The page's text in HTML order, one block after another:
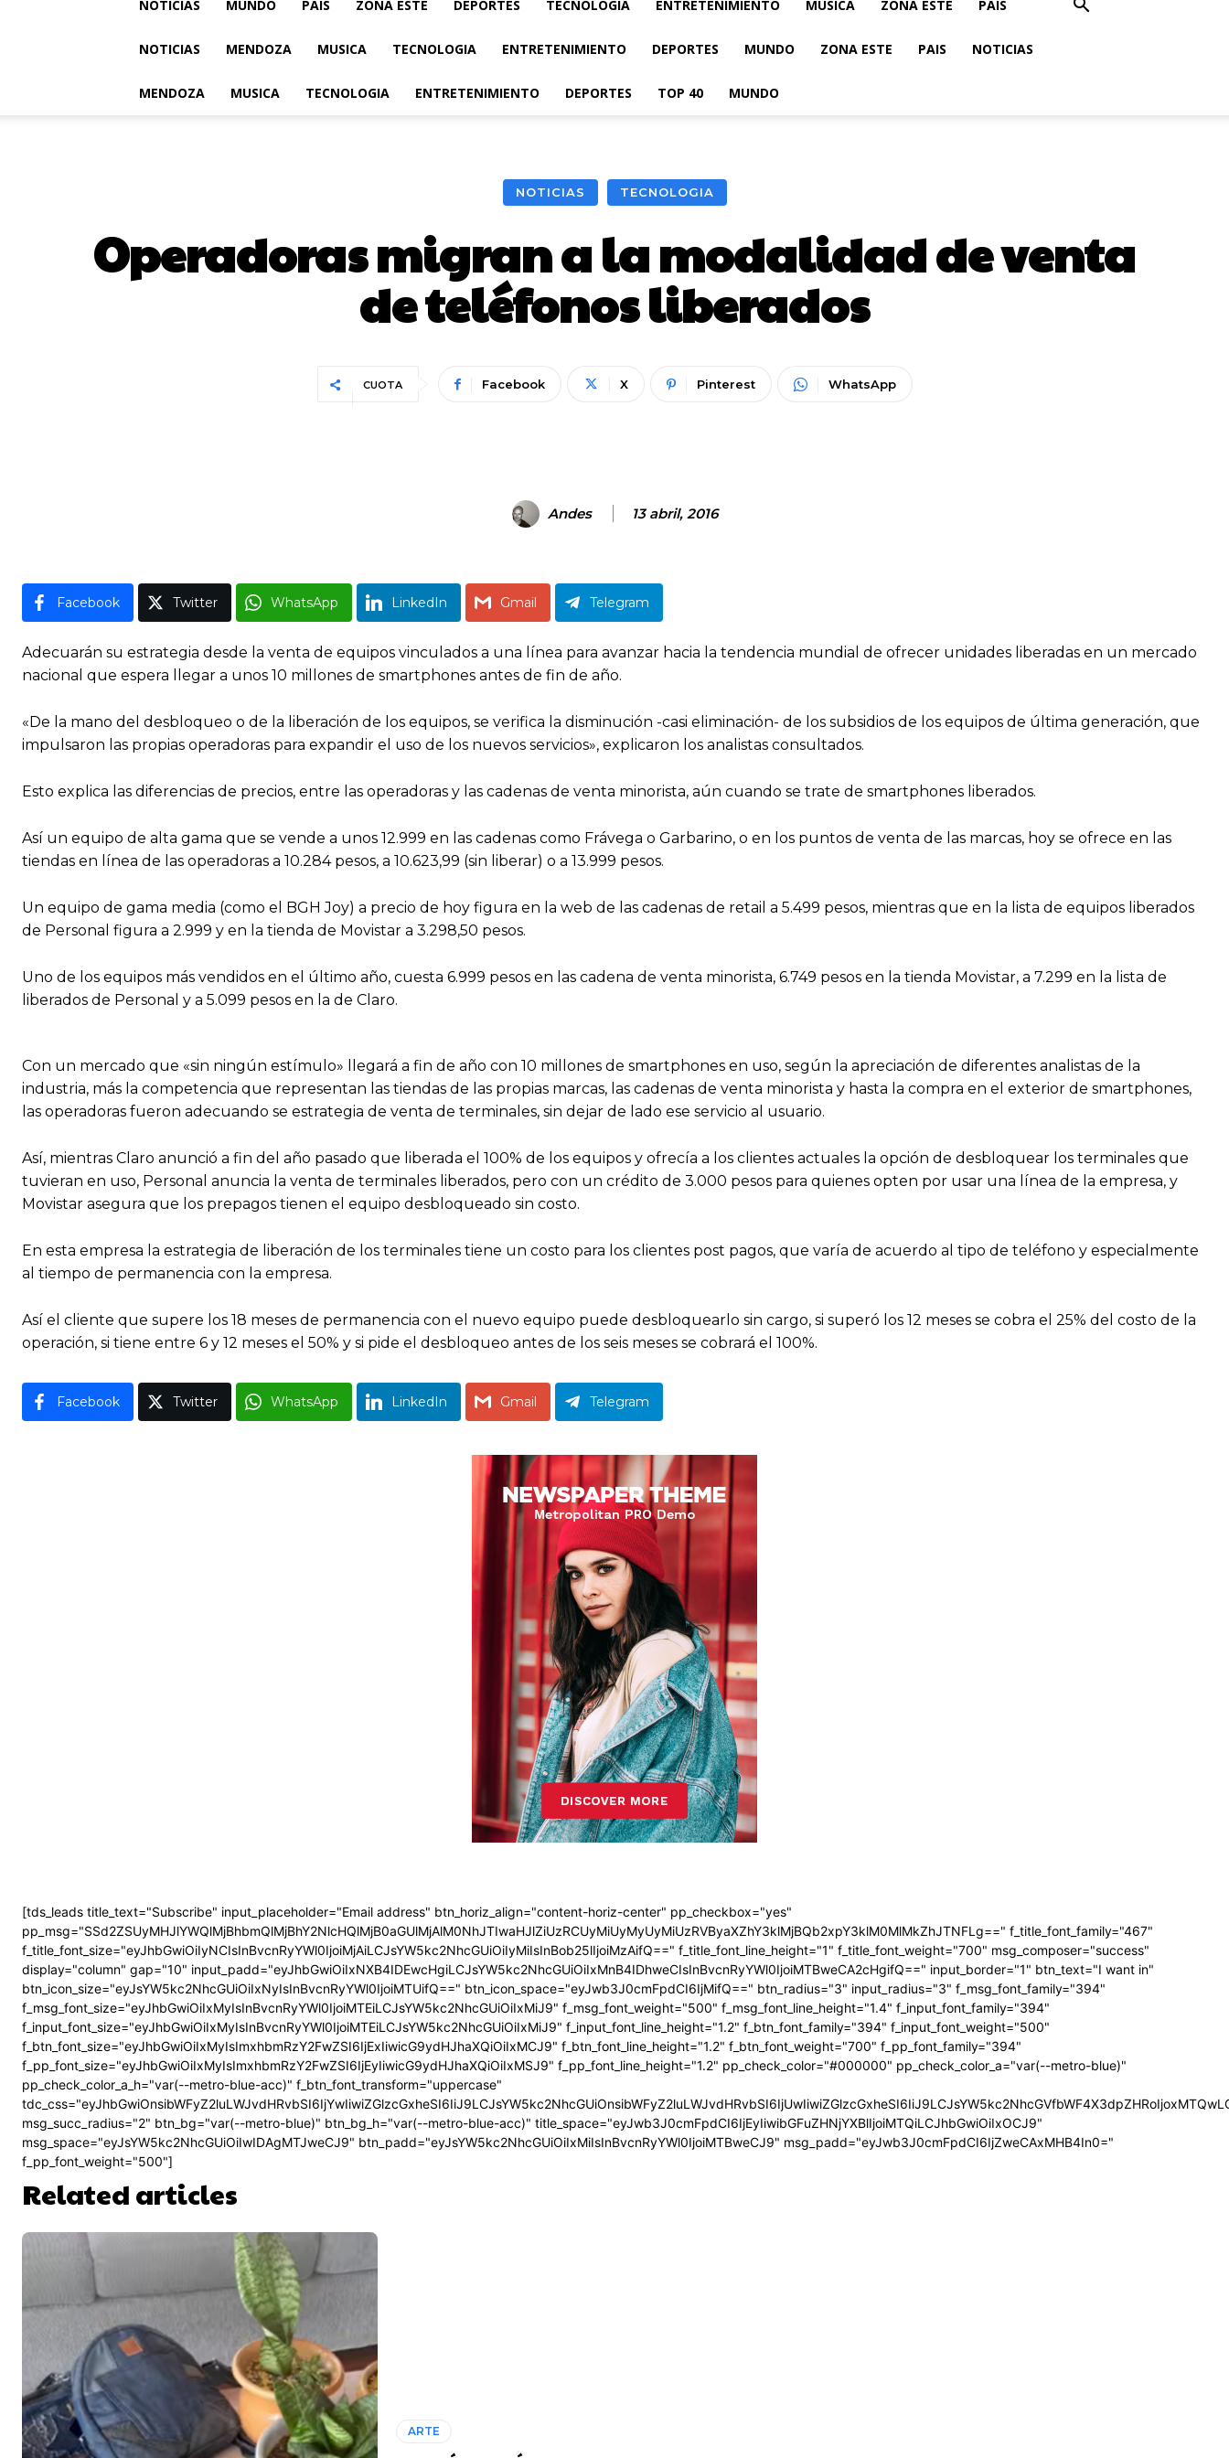
NOTICIAS MUNDO PAIS ZONA ESTE DEPORTES TECNOLOGIA ENTRETENIMIENTO MUSICA ZONA ESTE PAIS
NOTICIAS MENDOZA MUSICA TECNOLOGIA ENTRETENIMIENTO DEPORTES MUNDO ZONA ESTE PAIS NOTICIAS
MENDOZA MUSICA TECNOLOGIA ENTRETENIMIENTO DEPORTES TOP 40 MUNDO
NOTICIAS TECNOLOGIA
Operadoras migran a la modalidad de venta
de teléfonos liberados
CUOTA Facebook X Pinterest WhatsApp
Andes 13 abril, 2016
Facebook Twitter WhatsApp LinkedIn Gmail Telegram
Adecuarán su estrategia desde la venta de equipos vinculados a una línea para avanzar hacia la tendencia mundial de ofrecer unidades liberadas en un mercado
nacional que espera llegar a unos 10 millones de smartphones antes de fin de año.
«De la mano del desbloqueo o de la liberación de los equipos, se verifica la disminución -casi eliminación- de los subsidios de los equipos de última generación, que
impulsaron las propias operadoras para expandir el uso de los nuevos servicios», explicaron los analistas consultados.
Esto explica las diferencias de precios, entre las operadoras y las cadenas de venta minorista, aún cuando se trate de smartphones liberados.
Así un equipo de alta gama que se vende a unos 12.999 en las cadenas como Frávega o Garbarino, o en los puntos de venta de las marcas, hoy se ofrece en las
tiendas en línea de las operadoras a 10.284 pesos, a 10.623,99 (sin liberar) o a 13.999 pesos.
Un equipo de gama media (como el BGH Joy) a precio de hoy figura en la web de las cadenas de retail a 5.499 pesos, mientras que en la lista de equipos liberados
de Personal figura a 2.999 y en la tienda de Movistar a 3.298,50 pesos.
Uno de los equipos más vendidos en el último año, cuesta 6.999 pesos en las cadena de venta minorista, 6.749 pesos en la tienda Movistar, a 7.299 en la lista de
liberados de Personal y a 5.099 pesos en la de Claro.
Con un mercado que «sin ningún estímulo» llegará a fin de año con 10 millones de smartphones en uso, según la apreciación de diferentes analistas de la
industria, más la competencia que representan las tiendas de las propias marcas, las cadenas de venta minorista y hasta la compra en el exterior de smartphones,
las operadoras fueron adecuando se estrategia de venta de terminales, sin dejar de lado ese servicio al usuario.
Así, mientras Claro anunció a fin del año pasado que liberada el 100% de los equipos y ofrecía a los clientes actuales la opción de desbloquear los terminales que
tuvieran en uso, Personal anuncia la venta de terminales liberados, pero con un crédito de 3.000 pesos para quienes opten por usar una línea de la empresa, y
Movistar asegura que los prepagos tienen el equipo desbloqueado sin costo.
En esta empresa la estrategia de liberación de los terminales tiene un costo para los clientes post pagos, que varía de acuerdo al tipo de teléfono y especialmente
al tiempo de permanencia con la empresa.
Así el cliente que supere los 18 meses de permanencia con el nuevo equipo puede desbloquearlo sin cargo, si superó los 12 meses se cobra el 25% del costo de la
operación, si tiene entre 6 y 12 meses el 50% y si pide el desbloqueo antes de los seis meses se cobrará el 100%.
Facebook Twitter WhatsApp LinkedIn Gmail Telegram
[tds_leads title_text="Subscribe" input_placeholder="Email address" btn_horiz_align="content-horiz-center" pp_checkbox="yes"
pp_msg="SSd2ZSUyMHJlYWQlMjBhbmQlMjBhY2NlcHQlMjB0aGUlMjAlM0NhJTIwaHJlZiUzRCUyMiUyMyUyMiUzRVByaXZhY3klMjBQb2xpY3klM0MlMkZhJTNFLg==" f_title_font_family="467"
f_title_font_size="eyJhbGwiOiIyNCIsInBvcnRyYWl0IjoiMjAiLCJsYW5kc2NhcGUiOiIyMiIsInBob25lIjoiMzAifQ==" f_title_font_line_height="1" f_title_font_weight="700" msg_composer="success"
display="column" gap="10" input_padd="eyJhbGwiOiIxNXB4IDEwcHgiLCJsYW5kc2NhcGUiOiIxMnB4IDhweCIsInBvcnRyYWl0IjoiMTBweCA2cHgifQ==" input_border="1" btn_text="I want in"
btn_icon_size="eyJsYW5kc2NhcGUiOiIxNyIsInBvcnRyYWl0IjoiMTUifQ==" btn_icon_space="eyJwb3J0cmFpdCI6IjMifQ==" btn_radius="3" input_radius="3" f_msg_font_family="394"
f_msg_font_size="eyJhbGwiOiIxMyIsInBvcnRyYWl0IjoiMTEiLCJsYW5kc2NhcGUiOiIxMiJ9" f_msg_font_weight="500" f_msg_font_line_height="1.4" f_input_font_family="394"
f_input_font_size="eyJhbGwiOiIxMyIsInBvcnRyYWl0IjoiMTEiLCJsYW5kc2NhcGUiOiIxMiJ9" f_input_font_line_height="1.2" f_btn_font_family="394" f_input_font_weight="500"
f_btn_font_size="eyJhbGwiOiIxMyIsImxhbmRzY2FwZSI6IjExIiwicG9ydHJhaXQiOiIxMCJ9" f_btn_font_line_height="1.2" f_btn_font_weight="700" f_pp_font_family="394"
f_pp_font_size="eyJhbGwiOiIxMyIsImxhbmRzY2FwZSI6IjEyIiwicG9ydHJhaXQiOiIxMSJ9" f_pp_font_line_height="1.2" pp_check_color="#000000" pp_check_color_a="var(--metro-blue)"
pp_check_color_a_h="var(--metro-blue-acc)" f_btn_font_transform="uppercase"
msg_succ_radius="2" btn_bg="var(--metro-blue)" btn_bg_h="var(--metro-blue-acc)" title_space="eyJwb3J0cmFpdCI6IjEyIiwibGFuZHNjYXBlIjoiMTQiLCJhbGwiOiIxOCJ9"
msg_space="eyJsYW5kc2NhcGUiOiIwIDAgMTJweCJ9" btn_padd="eyJsYW5kc2NhcGUiOiIxMiIsInBvcnRyYWl0IjoiMTBweCJ9" msg_padd="eyJwb3J0cmFpdCI6IjZweCAxMHB4In0="
f_pp_font_weight="500"]
Related articles
ARTE